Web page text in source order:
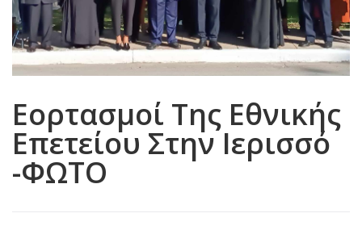
Εορτασμοί Της Εθνικής
Επετείου Στην Ιερισσό
-ΦΩΤΟ